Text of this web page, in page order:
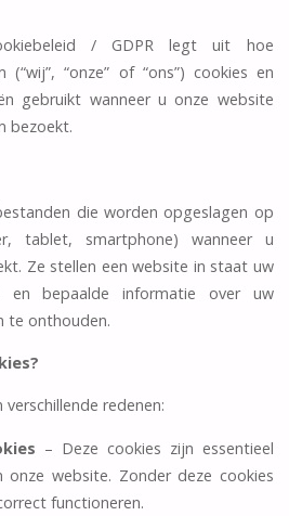
/ GDPR legt uit hoe
(“wij”, “onze” of “ons”) cookies en
gebruikt wanneer u onze website
bezoekt.
die worden opgeslagen op
tablet, smartphone) wanneer u
Ze stellen een website in staat uw
en bepaalde informatie over uw
te onthouden.
redenen:
– Deze cookies zijn essentieel
onze website. Zonder deze cookies
functioneren.